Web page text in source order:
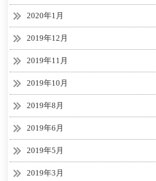
2020年1月
2019年12月
2019年11月
2019年10月
2019年8月
2019年6月
2019年5月
2019年3月